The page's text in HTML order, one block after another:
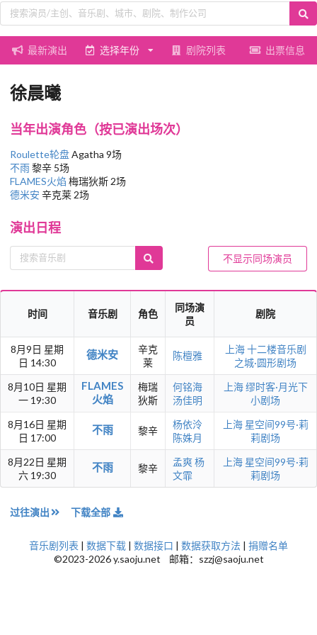
最新演出 选择年份 剧院列表 出票信息
徐晨曦
当年出演角色（按已演出场次）
Roulette轮盘Agatha 9场
不雨黎辛 5场
FLAMES火焰 梅瑞狄斯 2场
德米安 辛克莱 2场
演出日程
不显示同场演员
时间 音乐剧 角色
同场演
员
剧院
8月9日 星期
日 14:30
德米安
辛克
莱
陈檀雅
上海十二楼音乐剧
之城·圆形剧场
8月10日 星期
一 19:30
FLAMES
火焰
梅瑞
狄斯
何铭海
汤佳明
上海缪时客·月光下
小剧场
8月16日 星期
日 17:00
不雨 黎辛
杨依泠
陈姝月
上海 星空间99号·莉
莉剧场
8月22日 星期
六 19:30
不雨 黎辛
孟爽杨
文霏
上海 星空间99号·莉
莉剧场
过往演出 下载全部
音乐剧列表 | 数据下载 | 数据接口 | 数据获取方法 | 捐赠名单
©2023-2026 y.saoju.net 邮箱：szzj@saoju.net